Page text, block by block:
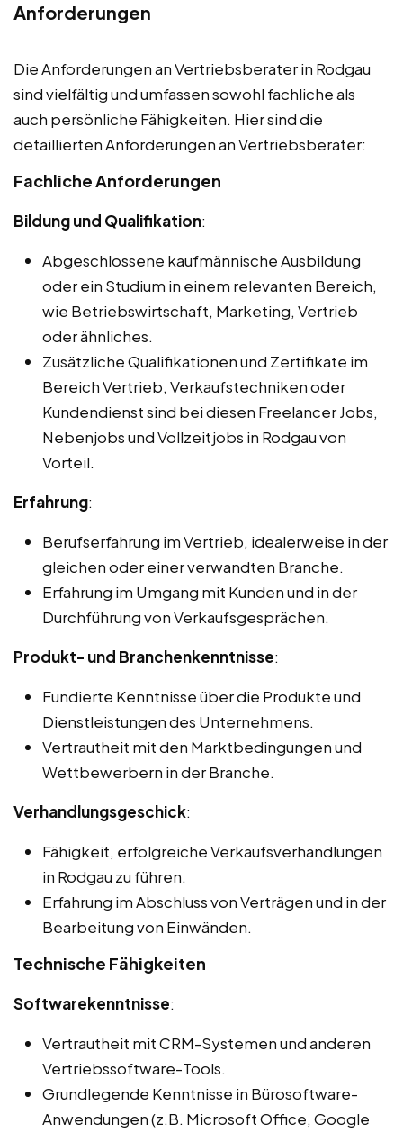
Anforderungen
Die Anforderungen an Vertriebsberater in Rodgau
sind vielfältig und umfassen sowohl fachliche als
auch persönliche Fähigkeiten. Hier sind die
detaillierten Anforderungen an Vertriebsberater:
Fachliche Anforderungen
Bildung und Qualifikation:
Abgeschlossene kaufmännische Ausbildung
oder ein Studium in einem relevanten Bereich,
wie Betriebswirtschaft, Marketing, Vertrieb
oder ähnliches.
Zusätzliche Qualifikationen und Zertifikate im
Bereich Vertrieb, Verkaufstechniken oder
Kundendienst sind bei diesen Freelancer Jobs,
Nebenjobs und Vollzeitjobs in Rodgau von
Vorteil.
Erfahrung:
Berufserfahrung im Vertrieb, idealerweise in der
gleichen oder einer verwandten Branche.
Erfahrung im Umgang mit Kunden und in der
Durchführung von Verkaufsgesprächen.
Produkt- und Branchenkenntnisse:
Fundierte Kenntnisse über die Produkte und
Dienstleistungen des Unternehmens.
Vertrautheit mit den Marktbedingungen und
Wettbewerbern in der Branche.
Verhandlungsgeschick:
Fähigkeit, erfolgreiche Verkaufsverhandlungen
in Rodgau zu führen.
Erfahrung im Abschluss von Verträgen und in der
Bearbeitung von Einwänden.
Technische Fähigkeiten
Softwarekenntnisse:
Vertrautheit mit CRM-Systemen und anderen
Vertriebssoftware-Tools.
Grundlegende Kenntnisse in Bürosoftware-
Anwendungen (z.B. Microsoft Office, Google